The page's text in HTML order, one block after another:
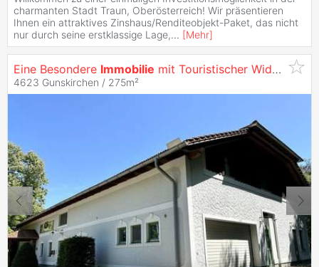
charmanten Stadt Traun, Oberösterreich! Wir präsentieren
Ihnen ein attraktives Zinshaus/Renditeobjekt-Paket, das nicht
nur durch seine erstklassige Lage,... [Mehr]
Eine Besondere Immobilie mit Touristischer Widmung
4623 Gunskirchen / 275m²